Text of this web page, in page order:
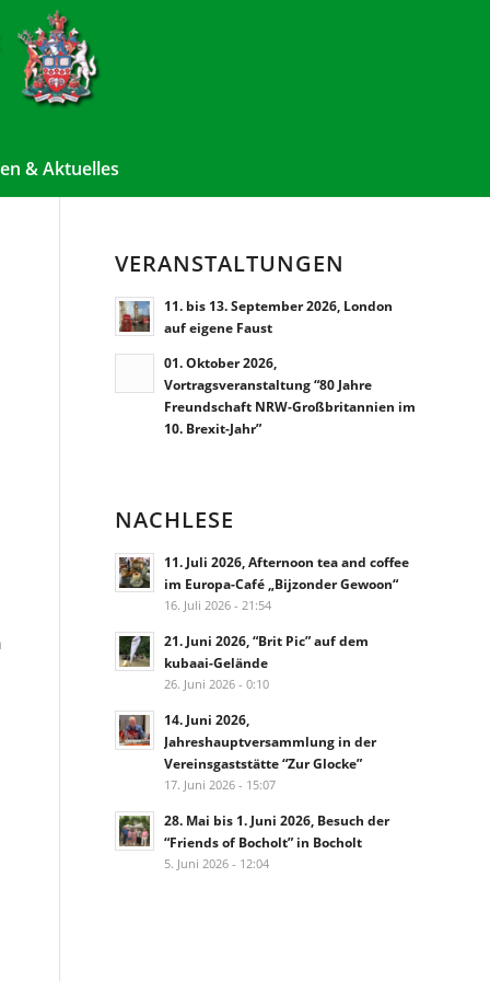
& Aktuelles
VERANSTALTUNGEN
11. bis 13. September 2026, London
auf eigene Faust
01. Oktober 2026,
Vortragsveranstaltung “80 Jahre
Freundschaft NRW-Großbritannien im
10. Brexit-Jahr”
NACHLESE
11. Juli 2026, Afternoon tea and coffee
im Europa-Café „Bijzonder Gewoon“
16. Juli 2026 - 21:54
21. Juni 2026, “Brit Pic” auf dem
kubaai-Gelände
26. Juni 2026 - 0:10
14. Juni 2026,
Jahreshauptversammlung in der
Vereinsgaststätte “Zur Glocke”
17. Juni 2026 - 15:07
28. Mai bis 1. Juni 2026, Besuch der
“Friends of Bocholt” in Bocholt
5. Juni 2026 - 12:04